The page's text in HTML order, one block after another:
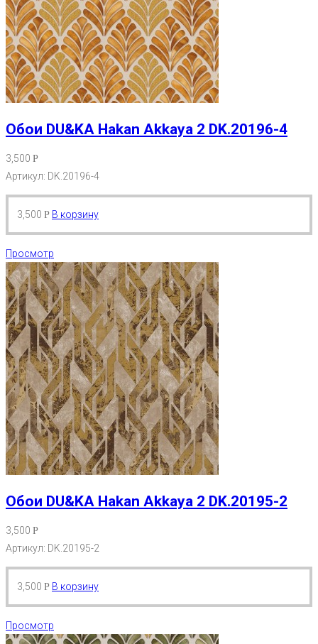
Обои DU&KA Hakan Akkaya 2 DK.20196-4
3,500 Р
Артикул: DK.20196-4
3,500 Р В корзину
Просмотр
Обои DU&KA Hakan Akkaya 2 DK.20195-2
3,500 Р
Артикул: DK.20195-2
3,500 Р В корзину
Просмотр